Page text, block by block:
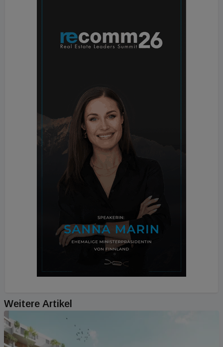
Weitere Artikel